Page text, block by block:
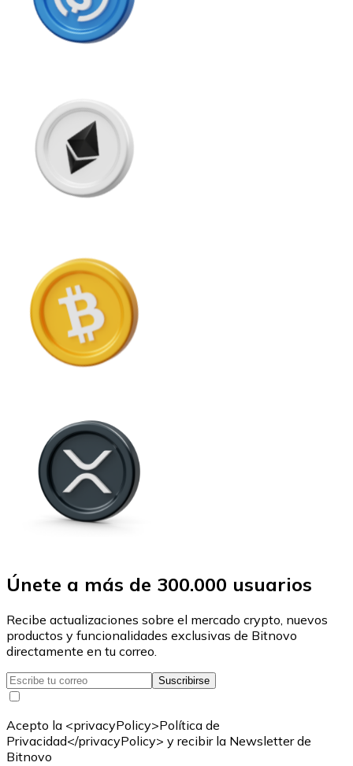
Únete a más de 300.000 usuarios
Recibe actualizaciones sobre el mercado crypto, nuevos
productos y funcionalidades exclusivas de Bitnovo
directamente en tu correo.
Suscribirse
Acepto la <privacyPolicy>Política de
Privacidad</privacyPolicy> y recibir la Newsletter de
Bitnovo